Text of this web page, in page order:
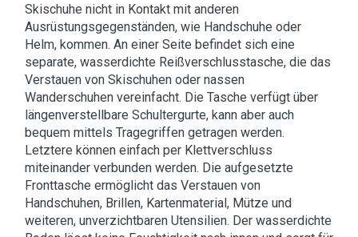
Skischuhe nicht in Kontakt mit anderen
Ausrüstungsgegenständen, wie Handschuhe oder
Helm, kommen. An einer Seite befindet sich eine
separate, wasserdichte Reißverschlusstasche, die das
Verstauen von Skischuhen oder nassen
Wanderschuhen vereinfacht. Die Tasche verfügt über
längenverstellbare Schultergurte, kann aber auch
bequem mittels Tragegriffen getragen werden.
Letztere können einfach per Klettverschluss
miteinander verbunden werden. Die aufgesetzte
Fronttasche ermöglicht das Verstauen von
Handschuhen, Brillen, Kartenmaterial, Mütze und
weiteren, unverzichtbaren Utensilien. Der wasserdichte